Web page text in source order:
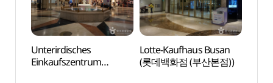
Unterirdisches
Einkaufszentrum
Lotte-Kaufhaus Busan
(롯데백화점 (부산본점))